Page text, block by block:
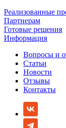
Реализованные
Партнерам
Готовые решения
Информация
Вопросы и
Статьи
Новости
Отзывы
Контакты